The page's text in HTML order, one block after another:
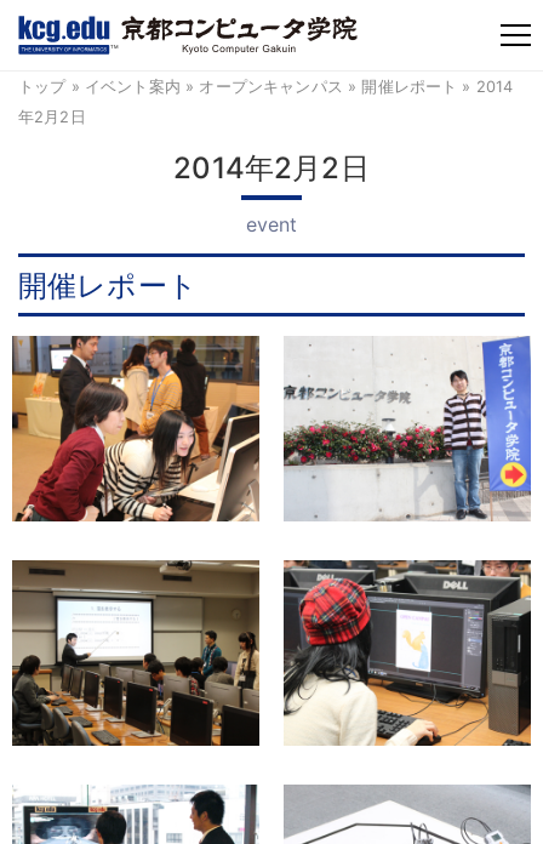
TM
トップ» イベント案内 » オープンキャンパス » 開催レポート » 2014
年2月2日
2014年2月2日
event
開催レポート